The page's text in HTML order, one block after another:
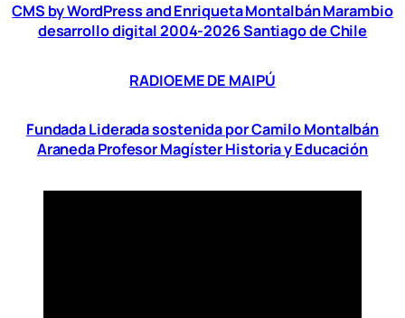
CMS by WordPress and Enriqueta Montalbán Marambio
desarrollo digital 2004-2026 Santiago de Chile
RADIOEME DE MAIPÚ
Fundada Liderada sostenida por Camilo Montalbán
Araneda Profesor Magíster Historia y Educación